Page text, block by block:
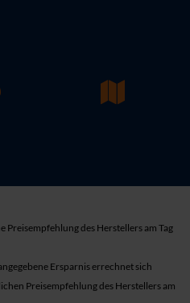
des Herstellers am Tag
Ersparnis errechnet sich
Preisempfehlung des Herstellers am